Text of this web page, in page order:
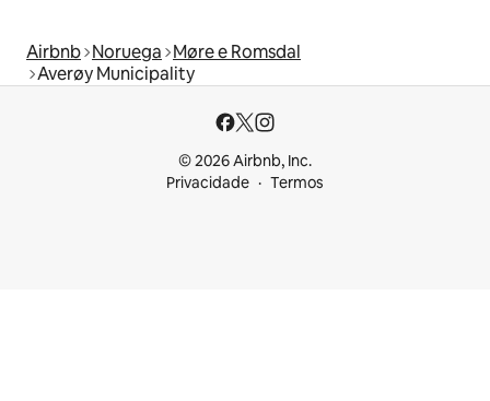
Airbnb Noruega Møre e Romsdal
Averøy Municipality
© 2026 Airbnb, Inc.
Privacidade
Termos